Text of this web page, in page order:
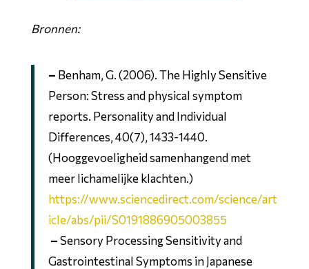
Bronnen:
– Benham, G. (2006). The Highly Sensitive
Person: Stress and physical symptom
reports. Personality and Individual
Differences, 40(7), 1433-1440.
(Hooggevoeligheid samenhangend met
meer lichamelijke klachten.)
https://www.sciencedirect.com/science/art
icle/abs/pii/S0191886905003855
–Sensory Processing Sensitivity and
Gastrointestinal Symptoms in Japanese